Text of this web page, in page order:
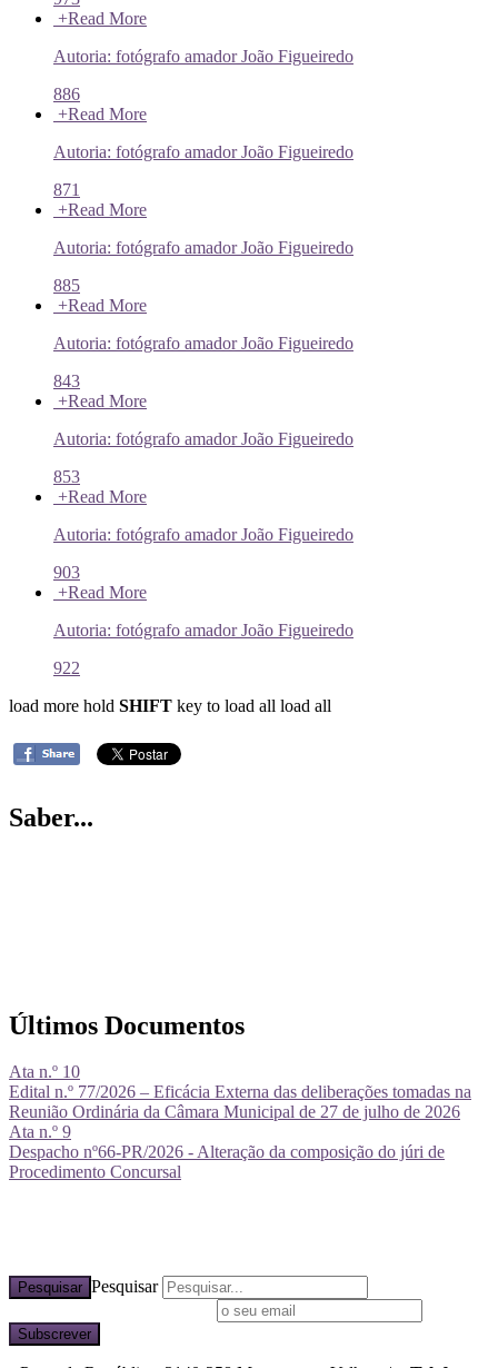
+Read More
Autoria: fotógrafo amador João Figueiredo
886
+Read More
Autoria: fotógrafo amador João Figueiredo
871
+Read More
Autoria: fotógrafo amador João Figueiredo
885
+Read More
Autoria: fotógrafo amador João Figueiredo
843
+Read More
Autoria: fotógrafo amador João Figueiredo
853
+Read More
Autoria: fotógrafo amador João Figueiredo
903
+Read More
Autoria: fotógrafo amador João Figueiredo
922
load more hold SHIFT key to load all load all
Saber...
Últimos Documentos
Ata n.º 10
Edital n.º 77/2026 – Eficácia Externa das deliberações tomadas na
Reunião Ordinária da Câmara Municipal de 27 de julho de 2026
Ata n.º 9
Despacho nº66-PR/2026 - Alteração da composição do júri de
Procedimento Concursal
Pesquisar Pesquisar